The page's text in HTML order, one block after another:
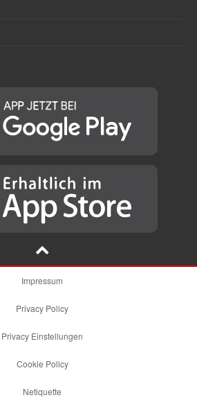
Impressum
Privacy Policy
Privacy Einstellungen
Cookie Policy
Netiquette